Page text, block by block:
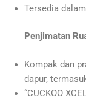
Tersedia
Penjimatan
Kompak dan
dapur,
“CUCKOO